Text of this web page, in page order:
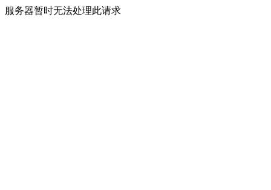
服务器暂时无法处理此请求